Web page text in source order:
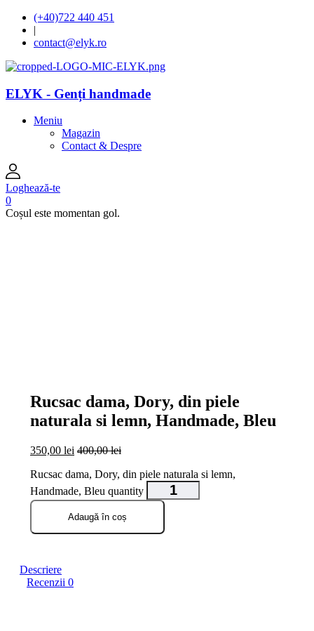
(+40)722 440 451
|
contact@elyk.ro
ELYK - Genți handmade
Meniu
Magazin
Contact & Despre
Loghează-te
0
Coșul este momentan gol.
Rucsac dama, Dory, din piele
naturala si lemn, Handmade, Bleu
350,00 lei 400,00lei
Rucsac dama, Dory, din piele naturala si lemn,
Handmade, Bleu quantity
Adaugă în coș
Descriere
Recenzii 0